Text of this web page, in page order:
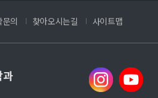
문의 찾아오시는길 사이트맵
과